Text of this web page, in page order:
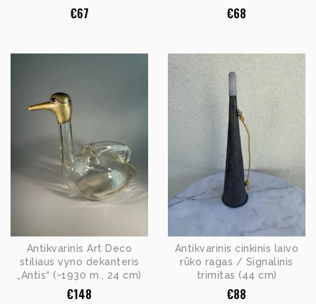
€67 €68
Antikvarinis Art Deco
stiliaus vyno dekanteris
„Antis“ (~1930 m., 24 cm)
€148
Antikvarinis cinkinis laivo
rūko ragas / Signalinis
trimitas (44 cm)
€88